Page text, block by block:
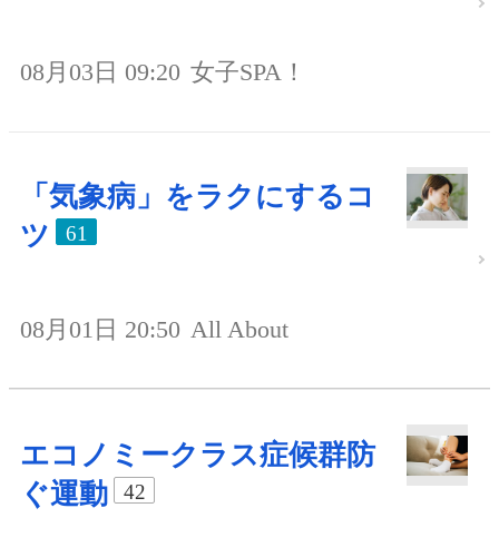
08月03日 09:20 女子SPA！
「気象病」をラクにするコ
ツ
61
08月01日 20:50 All About
エコノミークラス症候群防
ぐ運動
42